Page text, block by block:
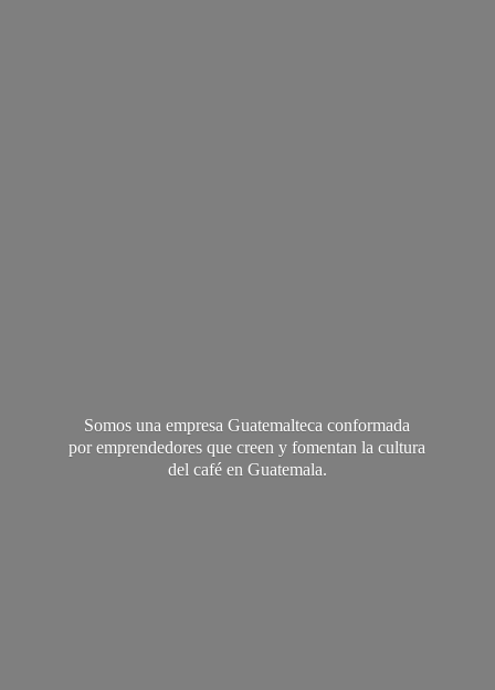
Somos una empresa Guatemalteca conformada
por emprendedores que creen y fomentan la cultura
del café en Guatemala.